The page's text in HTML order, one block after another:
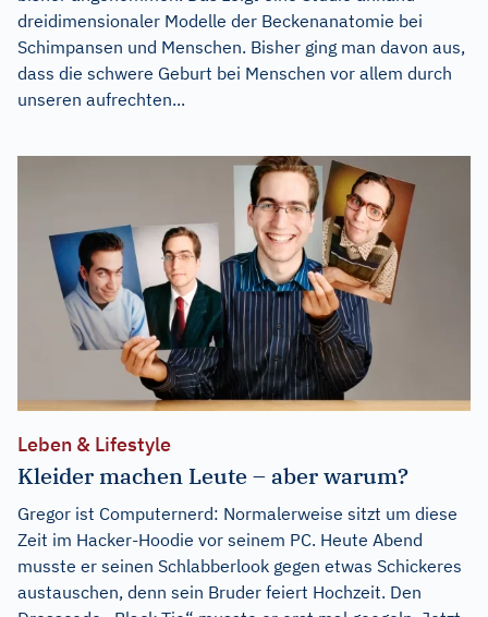
dreidimensionaler Modelle der Beckenanatomie bei
Schimpansen und Menschen. Bisher ging man davon aus,
dass die schwere Geburt bei Menschen vor allem durch
unseren aufrechten...
Leben & Lifestyle
Kleider machen Leute – aber warum?
Gregor ist Computernerd: Normalerweise sitzt um diese
Zeit im Hacker-Hoodie vor seinem PC. Heute Abend
musste er seinen Schlabberlook gegen etwas Schickeres
austauschen, denn sein Bruder feiert Hochzeit. Den